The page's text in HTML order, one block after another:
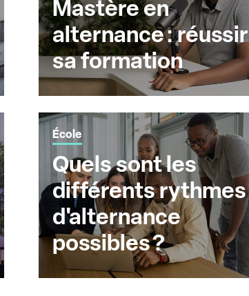
Mastère en
alternance : réussir
sa formation
École
Quels sont les
différents rythmes
d'alternance
possibles ?